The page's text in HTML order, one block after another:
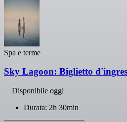
Spa e terme
Sky Lagoon: Biglietto
Disponibile oggi
Durata: 2h 30min